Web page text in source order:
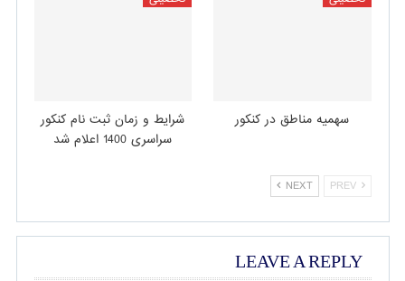
سهمیه مناطق در کنکور
شرایط و زمان ثبت نام کنکور
سراسری 1400 اعلام شد
PREV
NEXT
LEAVE A REPLY